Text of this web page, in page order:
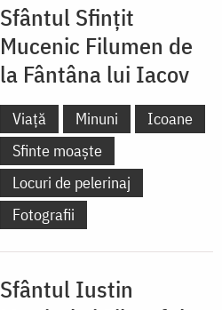
Sfântul Sfințit
Mucenic Filumen de
la Fântâna lui Iacov
Viață Minuni
Icoane
Sfinte moaște
Locuri de pelerinaj
Fotografii
Sfântul Iustin